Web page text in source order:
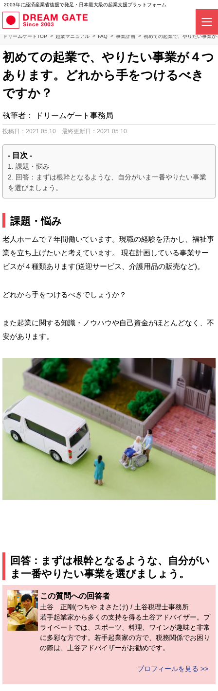
2003年に経済産業省後援で発足・日本最大級の起業支援プラットフォーム
ドリームゲートTOP 起業マニュアル FAQ 事業計画 初めての起業で、やりたい事業
初めての起業で、やりたい事業が４つ
あります。どれから手をつけるべき
ですか？
執筆者： ドリームゲート事務局
投稿日：2021.05.10 最終更新日：2021.05.10
- 目次 -
課題・悩み
回答：まずは根幹となるような、自分がいま一番やりたい事業
を選びましょう。
課題・悩み
老人ホームで７年間働いています。現職の経験を活かし、福祉事
業を立ち上げたいと考えています。 現在計画している事業サー
ビスが４種類あります(送迎サービス、介護用品の販売など)。
どれから手をつけるべきでしょうか？
また起業に関する知識・ノウハウや自己資金がほとんどなく、不
安があります。
回答：まずは根幹となるような、自分がい
ま一番やりたい事業を選びましょう。
この質問への回答者
土谷 正剛(つちや まさたけ) / 土谷税理士事務所
若手起業家から多くの支持を得る土谷アドバイザー。プ
ライベートでは、スポーツ、料理、ワインが趣味と非常
に多彩な方です。若手起業家の方で、税務関係でお困り
の際は、土谷アドバイザーがお勧めです。
プロフィールを見る >>